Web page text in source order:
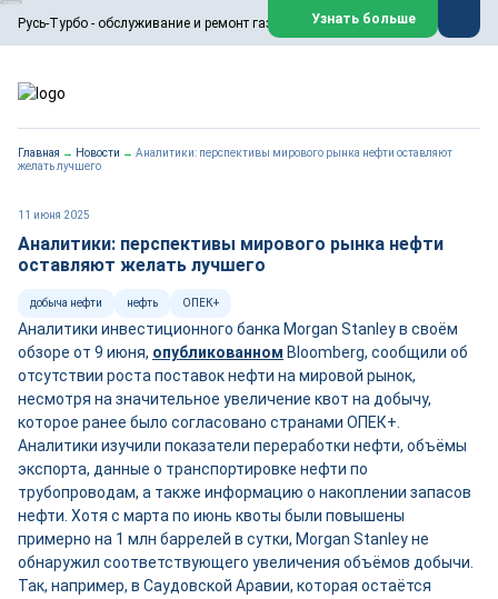
Русь-Турбо - обслуживание и ремонт газовых паровых турбин
ООО «Русь-Турбо» занимается сервисом газовых и паровых
турбин, комплексным ремонтом, восстановлением,
техническим обслуживанием оборудования ТЭС,
работают на нефтегазовых, нефтехимических,
металлургических и других предприятиях.
Реклама. ООО «Русь-Турбо», ИНН 7802588950
erid: F7NfYUJCUneVdwPs4znf
Узнать больше
Главная → Новости → Аналитики: перспективы мирового рынка нефти оставляют
желать лучшего
11 июня 2025
Аналитики: перспективы мирового рынка нефти
оставляют желать лучшего
добыча нефти нефть ОПЕК+
Аналитики инвестиционного банка Morgan Stanley в своём
обзоре от 9 июня, опубликованном Bloomberg, сообщили об
отсутствии роста поставок нефти на мировой рынок,
несмотря на значительное увеличение квот на добычу,
которое ранее было согласовано странами ОПЕК+.
Аналитики изучили показатели переработки нефти, объёмы
экспорта, данные о транспортировке нефти по
трубопроводам, а также информацию о накоплении запасов
нефти. Хотя с марта по июнь квоты были повышены
примерно на 1 млн баррелей в сутки, Morgan Stanley не
обнаружил соответствующего увеличения объёмов добычи.
Так, например, в Саудовской Аравии, которая остаётся